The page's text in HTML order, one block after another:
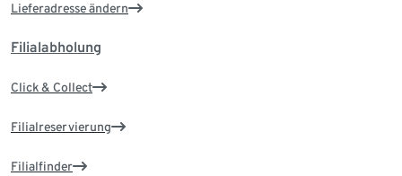
Lieferadresse ändern
Filialabholung
Click & Collect
Filialreservierung
Filialfinder